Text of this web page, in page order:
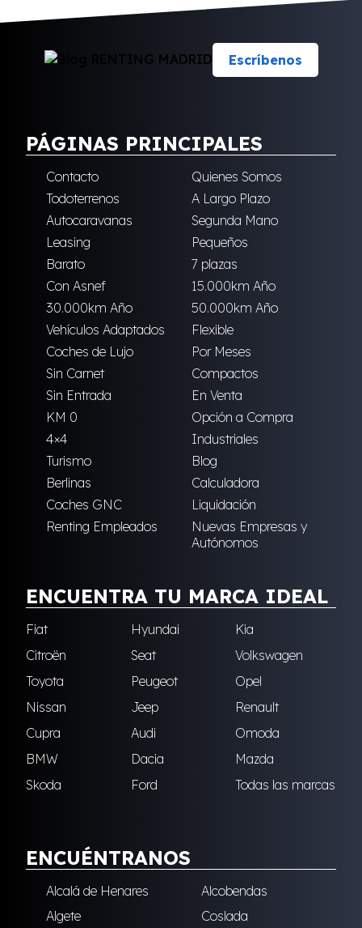
Escríbenos
PÁGINAS PRINCIPALES
Contacto
Quienes Somos
Todoterrenos
A Largo Plazo
Autocaravanas
Segunda Mano
Leasing
Pequeños
Barato
7 plazas
Con Asnef
15.000km Año
30.000km Año
50.000km Año
Vehículos Adaptados
Flexible
Coches de Lujo
Por Meses
Sin Carnet
Compactos
Sin Entrada
En Venta
KM 0
Opción a Compra
4×4
Industriales
Turismo
Blog
Berlinas
Calculadora
Coches GNC
Liquidación
Renting Empleados
Nuevas Empresas y
Autónomos
ENCUENTRA TU MARCA IDEAL
Fiat Hyundai
Kia
Citroën
Seat
Volkswagen
Toyota
Peugeot
Opel
Nissan
Jeep
Renault
Cupra
Audi
Omoda
BMW
Dacia
Mazda
Skoda
Ford Todas las marcas
ENCUÉNTRANOS
Alcalá de Henares
Alcobendas
Algete
Coslada